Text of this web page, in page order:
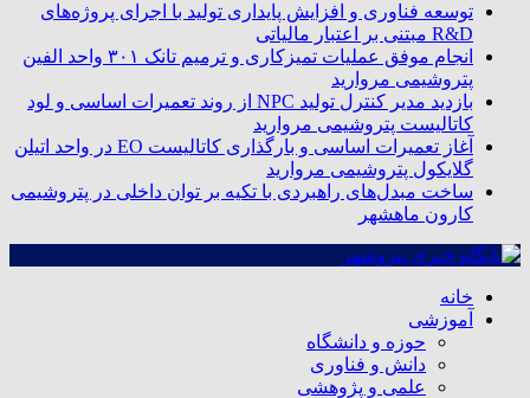
توسعه فناوری و افزایش پایداری تولید با اجرای پروژه‌های
R&D مبتنی بر اعتبار مالیاتی
انجام موفق عملیات تمیزکاری و ترمیم تانک ۳۰۱ واحد الفین
پتروشیمی مروارید
بازدید مدیر کنترل تولید NPC از روند تعمیرات اساسی و لود
کاتالیست پتروشیمی مروارید
آغاز تعمیرات اساسی و بارگذاری کاتالیست EO در واحد اتیلن
گلایکول پتروشیمی مروارید
ساخت مبدل‌های راهبردی با تکیه بر توان داخلی در پتروشیمی
کارون ماهشهر
خانه
آموزشی
حوزه و دانشگاه
دانش و فناوری
علمی و پژوهشی